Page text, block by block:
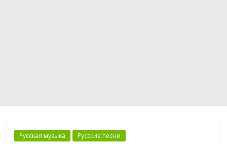
Русская музыка Русские песни